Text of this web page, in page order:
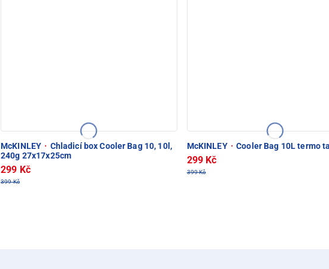
McKINLEY · Chladicí box Cooler Bag 10, 10l,
240g 27x17x25cm
299 Kč
399 Kč
McKINLEY · Cooler Bag 10L termo
299 Kč
399 Kč